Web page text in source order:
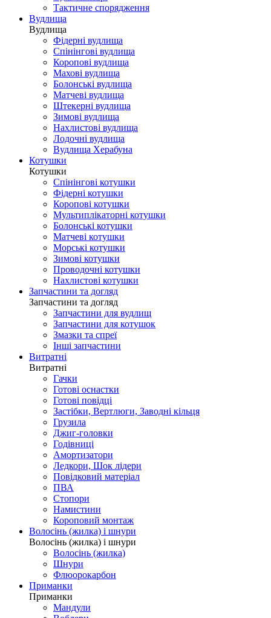
Тактичне спорядження
Вудлища
Вудлища
Фідерні вудлища
Спінінгові вудлища
Коропові вудлища
Махові вудлища
Болонські вудлища
Матчеві вудлища
Штекерні вудлища
Зимові вудлища
Нахлистові вудлища
Лодочні вудлища
Вудлища Херабуна
Котушки
Котушки
Спінінгові котушки
Фідерні котушки
Коропові котушки
Мультиплікаторні котушки
Болонські котушки
Матчеві котушки
Морські котушки
Зимові котушки
Проводочні котушки
Нахлистові котушки
Запчастини та догляд
Запчастини та догляд
Запчастини для вудлищ
Запчастини для котушок
Змазки та спреї
Інші запчастини
Витратні
Витратні
Гачки
Готові оснастки
Готові повідці
Застібки, Вертлюги, Заводні кільця
Грузила
Джиг-головки
Годівниці
Амортизатори
Ледкори, Шок лідери
Повідковий матеріал
ПВА
Стопори
Намистини
Короповий монтаж
Волосінь (жилка) і шнури
Волосінь (жилка) і шнури
Волосінь (жилка)
Шнури
Флюорокарбон
Приманки
Приманки
Мандули